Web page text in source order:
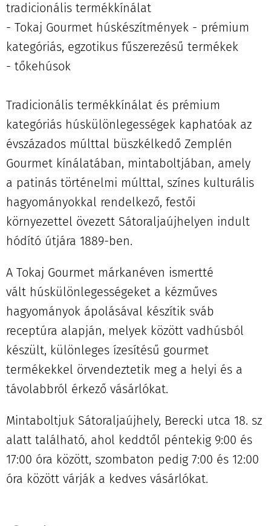
tradicionális termékkínálat
- Tokaj Gourmet húskészítmények - prémium
kategóriás, egzotikus fűszerezésű termékek
- tőkehúsok
Tradicionális termékkínálat és prémium
kategóriás húskülönlegességek kaphatóak az
évszázados múlttal büszkélkedő Zemplén
Gourmet kínálatában, mintaboltjában, amely
a patinás történelmi múlttal, színes kulturális
hagyományokkal rendelkező, festői
környezettel övezett Sátoraljaújhelyen indult
hódító útjára 1889-ben.
A Tokaj Gourmet márkanéven ismertté
vált húskülönlegességeket a kézműves
hagyományok ápolásával készítik sváb
receptúra alapján, melyek között vadhúsból
készült, különleges ízesítésű gourmet
termékekkel örvendeztetik meg a helyi és a
távolabbról érkező vásárlókat.
Mintaboltjuk Sátoraljaújhely, Berecki utca 18. sz
alatt található, ahol keddtől péntekig 9:00 és
17:00 óra között, szombaton pedig 7:00 és 12:00
óra között várják a kedves vásárlókat.